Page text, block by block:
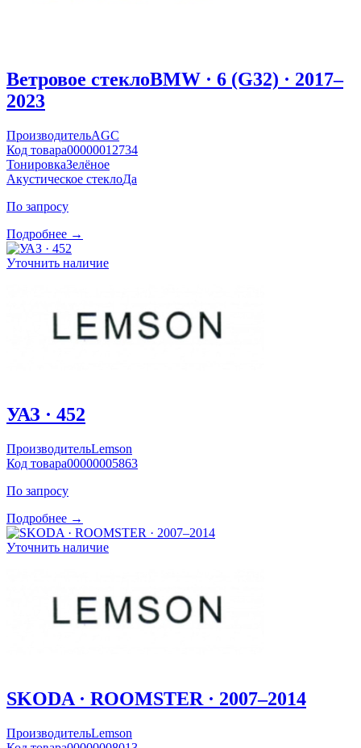
Ветровое стеклоBMW · 6 (G32) · 2017–
2023
ПроизводительAGC
Код товара00000012734
ТонировкаЗелёное
Акустическое стеклоДа
По запросу
Подробнее →
Уточнить наличие
УАЗ · 452
ПроизводительLemson
Код товара00000005863
По запросу
Подробнее →
Уточнить наличие
SKODA · ROOMSTER · 2007–2014
ПроизводительLemson